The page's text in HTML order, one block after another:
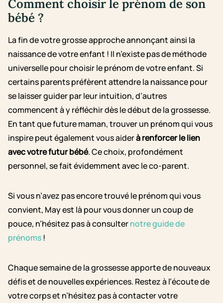
Comment choisir le prénom de son
bébé ?
La fin de votre grosse approche annonçant ainsi la
naissance de votre enfant ! Il n’existe pas de méthode
universelle pour choisir le prénom de votre enfant. Si
certains parents préfèrent attendre la naissance pour
se laisser guider par leur intuition, d’autres
commencent à y réfléchir dès le début de la grossesse.
En tant que future maman, trouver un prénom qui vous
inspire peut également vous aiderà renforcer le lien
avec votre futur bébé. Ce choix, profondément
personnel, se fait évidemment avec le co-parent.
Si vous n’avez pas encore trouvé le prénom qui vous
convient, May est là pour vous donner un coup de
pouce, n’hésitez pas à consulternotre guide de
prénoms !
Chaque semaine de la grossesse apporte de nouveaux
défis et de nouvelles expériences. Restez à l’écoute de
votre corps et n’hésitez pas à contacter votre